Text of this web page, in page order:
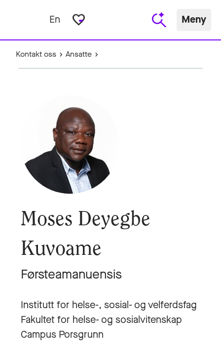
En favorite_border Meny
Kontakt oss Ansatte
Moses Deyegbe
Kuvoame
Førsteamanuensis
Institutt for helse-, sosial- og velferdsfag
Fakultet for helse- og sosialvitenskap
Campus Porsgrunn